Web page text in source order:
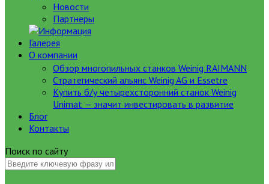
Новости
Партнеры
Галерея
О компании
Обзор многопильных станков Weinig RAIMANN
Стратегический альянс Weinig AG и Essetre
Купить б/у четырехсторонний станок Weinig
Unimat — значит инвестировать в развитие
Блог
Контакты
Поиск по сайту